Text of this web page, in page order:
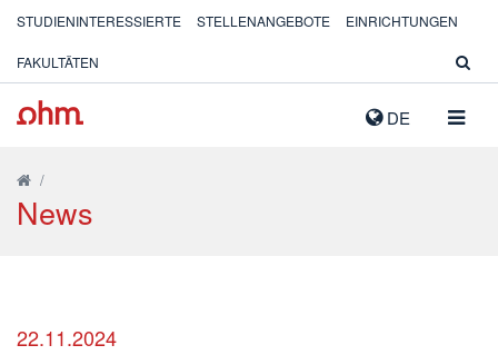
DE
STUDIENINTERESSIERTE STELLENANGEBOTE EINRICHTUNGEN
FAKULTÄTEN
/
News
22.11.2024